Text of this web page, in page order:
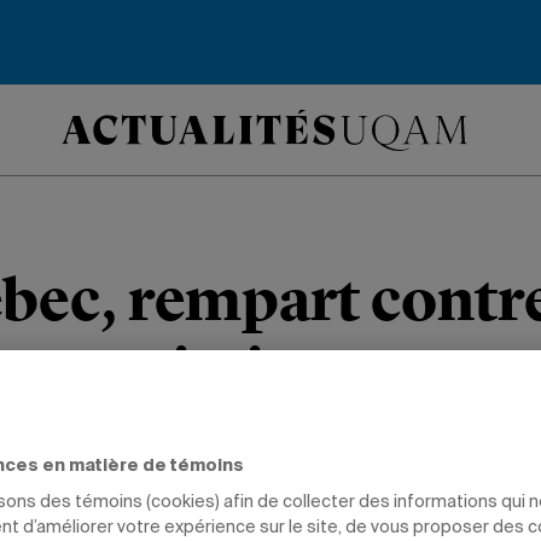
rempart
autoritaires
du réseau de
d’opinion dansLe Devoir.
en matière de témoins
des témoins (cookies) afin de collecter des informations qui
d’améliorer votre expérience sur le site, de vous proposer des